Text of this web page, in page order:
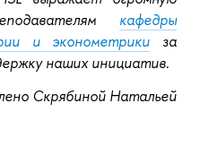
кафедры
и эконометрики за
наших инициатив.
Скрябиной Натальей